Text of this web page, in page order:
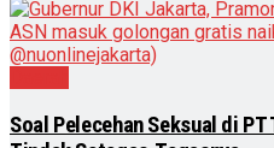
Soal Pelecehan Seksual di